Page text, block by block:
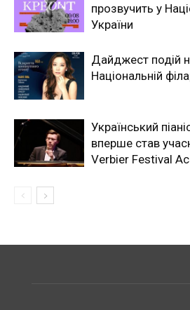
прозвучить у
України
Дайджест подій
Національній
Український
вперше став
Verbier Festival